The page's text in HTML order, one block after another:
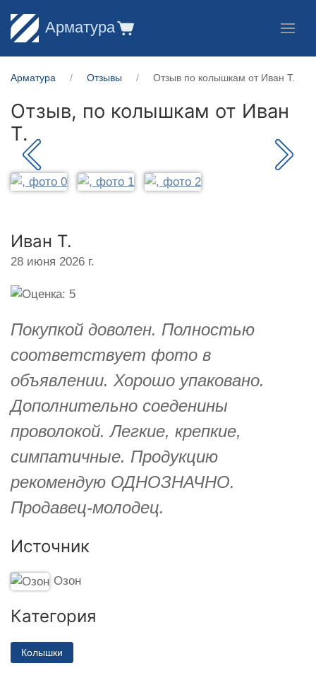
Арматура
Арматура Отзывы Отзыв по колышкам от Иван Т.
Отзыв, по колышкам от Иван
Т.
Иван Т.
28 июня 2026 г.
Покупкой доволен. Полностью
соответствует фото в
объявлении. Хорошо упаковано.
Дополнительно соеденины
проволокой. Легкие, крепкие,
симпатичные. Продукцию
рекомендую ОДНОЗНАЧНО.
Продавец-молодец.
Источник
Озон
Категория
Колышки